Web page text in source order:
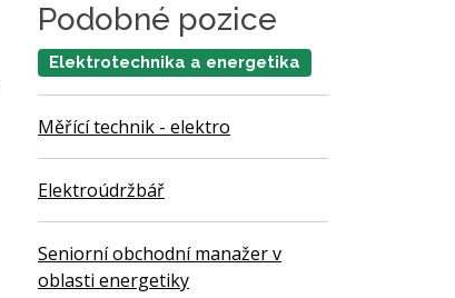
Podobné pozice
Elektrotechnika a energetika
Měřící technik - elektro
Elektroúdržbář
Seniorní obchodní manažer v
oblasti energetiky